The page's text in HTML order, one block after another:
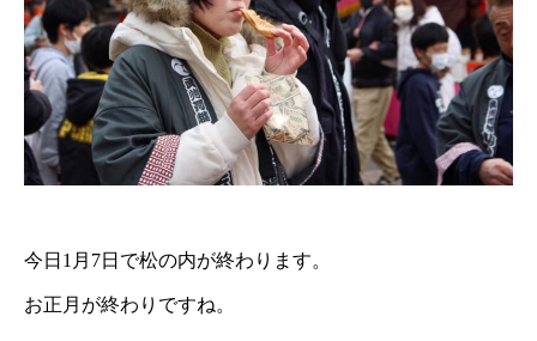
今日1月7日で松の内が終わります。
お正月が終わりですね。